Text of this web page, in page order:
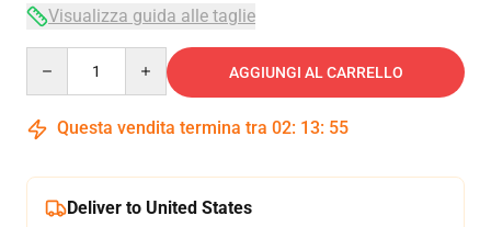
Visualizza guida alle taglie
AGGIUNGI AL CARRELLO
Questa vendita termina tra 02: 13: 54
Deliver to United States